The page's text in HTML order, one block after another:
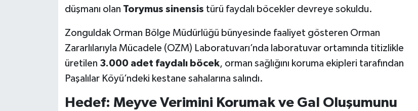
düşmanı olan Torymus sinensis türü faydalı böcekler devreye sokuldu.
Zonguldak Orman Bölge Müdürlüğü bünyesinde faaliyet gösteren Orman
Zararlılarıyla Mücadele (OZM) Laboratuvarı’nda laboratuvar ortamında titizlikle
üretilen 3.000 adet faydalı böcek, orman sağlığını koruma ekipleri tarafından
Paşalılar Köyü’ndeki kestane sahalarına salındı.
Hedef: Meyve Verimini Korumak ve Gal Oluşumunu